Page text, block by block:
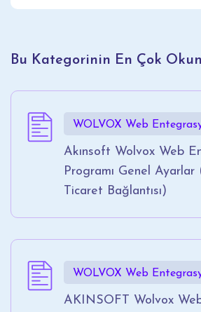
Bu Kategorinin En Çok
WOLVOX Web
Akınsoft Wolvox Web
Programı Genel Ayarlar
Ticaret Bağlantısı)
WOLVOX Web
AKINSOFT Wolvox